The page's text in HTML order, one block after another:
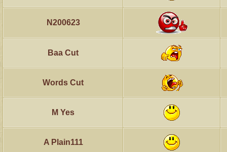
N200623
Baa Cut
Words Cut
M Yes
A Plain111